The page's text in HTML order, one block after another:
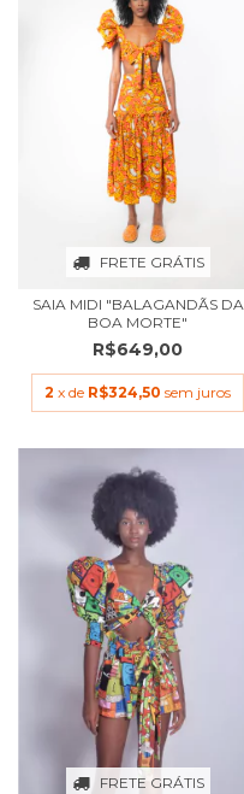
FRETE GRÁTIS
SAIA MIDI "BALAGANDÃS DA
BOA MORTE"
R$649,00
2 x de R$324,50 sem juros
FRETE GRÁTIS